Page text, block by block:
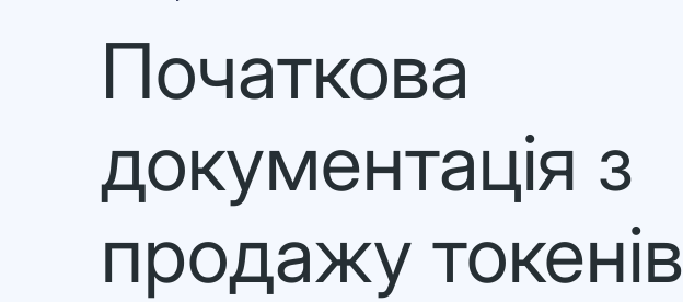
Початкова
документація з
продажу токенів